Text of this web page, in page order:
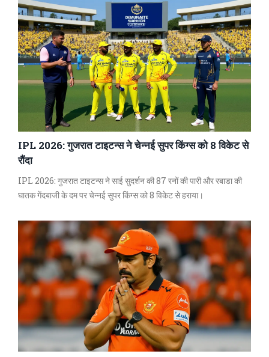
IPL 2026: गुजरात टाइटन्स ने चेन्नई सुपर किंग्स को 8 विकेट से
रौंदा
IPL 2026: गुजरात टाइटन्स ने साई सुदर्शन की 87 रनों की पारी और रबाडा की
घातक गेंदबाजी के दम पर चेन्नई सुपर किंग्स को 8 विकेट से हराया।